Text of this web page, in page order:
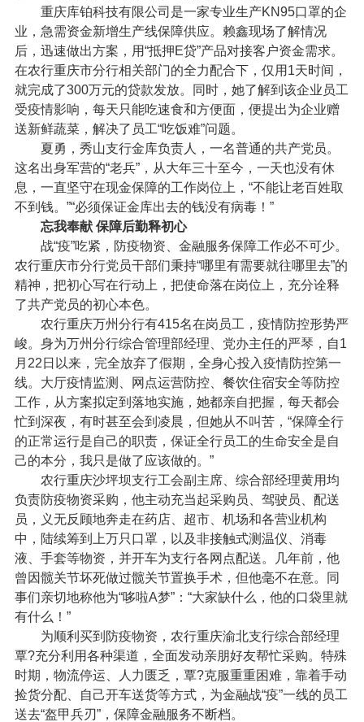
重庆库铂科技有限公司是一家专业生产KN95口罩的企
业，急需资金新增生产线保障供应。赖鑫现场了解情况
后，迅速做出方案，用“抵押E贷”产品对接客户资金需求。
在农行重庆市分行相关部门的全力配合下，仅用1天时间，
就完成了300万元的贷款发放。同时，她了解到该企业员工
受疫情影响，每天只能吃速食和方便面，便提出为企业赠
送新鲜蔬菜，解决了员工“吃饭难”问题。
夏勇，秀山支行金库负责人，一名普通的共产党员。
这名出身军营的“老兵”，从大年三十至今，一天也没有休
息，一直坚守在现金保障的工作岗位上，“不能让老百姓取
不到钱。”“必须保证金库出去的钱没有病毒！”
忘我奉献 保障后勤释初心
战“疫”吃紧，防疫物资、金融服务保障工作必不可少。
农行重庆市分行党员干部们秉持“哪里有需要就往哪里去”的
精神，把初心写在行动上，把使命落在岗位上，充分诠释
了共产党员的初心本色。
农行重庆万州分行有415名在岗员工，疫情防控形势严
峻。身为万州分行综合管理部经理、党办主任的严琴，自1
月22日以来，完全放弃了假期，全身心投入疫情防控第一
线。大厅疫情监测、网点运营防控、餐饮住宿安全等防控
工作，从方案拟定到落地实施，她都亲自把握，每天都会
忙到深夜，有时甚至会到凌晨，但她从不叫苦，“保障全行
的正常运行是自己的职责，保证全行员工的生命安全是自
己的本分，我只是做了应该做的。”
农行重庆沙坪坝支行工会副主席、综合部经理黄用均
负责防疫物资采购，他主动充当起采购员、驾驶员、配送
员，义无反顾地奔走在药店、超市、机场和各营业机构
中，陆续筹到上万只口罩，以及非接触式测温仪、消毒
液、手套等物资，并开车为支行各网点配送。几年前，他
曾因髋关节坏死做过髋关节置换手术，但他毫不在意。同
事们亲切地称他为“哆啦A梦”：“大家缺什么，他的口袋里就
有什么！”
为顺利买到防疫物资，农行重庆渝北支行综合部经理
覃?充分利用各种渠道，全面发动亲朋好友帮忙采购。特殊
时期，物流停运、人力匮乏，覃?克服重重困难，靠着手动
捡货分配、自己开车送货等方式，为金融战“疫”一线的员工
送去“盔甲兵刃”，保障金融服务不断档。